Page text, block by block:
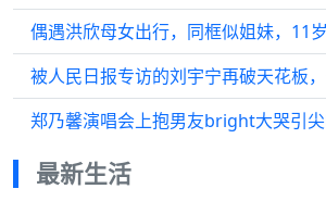
郑乃馨演唱会上抱男友bright大哭引
最新生活